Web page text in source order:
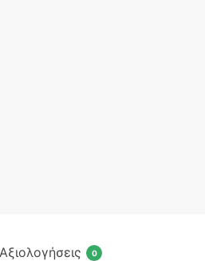
Αξιολογήσεις 0